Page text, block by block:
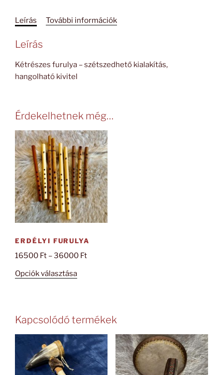
Leírás További információk
Leírás
Kétrészes furulya – szétszedhető kialakítás,
hangolható kivitel
Érdekelhetnek még…
ERDÉLYI FURULYA
16500 Ft –36000 FtÁrtartomány:
Opciók választásaEnnek
variációja
van.
A
változatok
a
Kapcsolódó termékek